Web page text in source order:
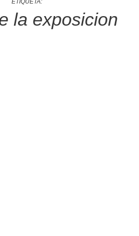
ETIQUETA:
la exposicion